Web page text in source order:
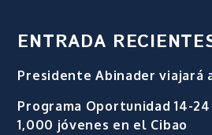
ENTRADA
Presidente Abinader viajará
Programa Oportunidad 14-
1,000 jóvenes en el Cibao